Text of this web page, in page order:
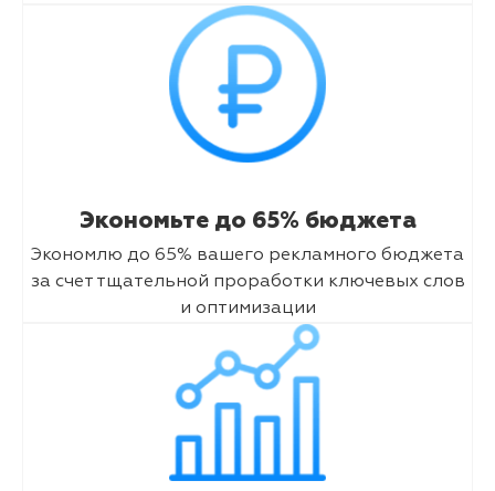
Экономьте до 65% бюджета
Экономлю до 65% вашего рекламного бюджета
за счет тщательной проработки ключевых слов
и оптимизации